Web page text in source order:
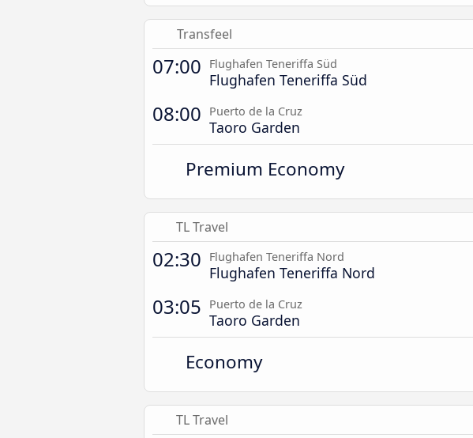
Transfeel
07:00 Flughafen Teneriffa Süd
Flughafen Teneriffa Süd
08:00 Puerto de la Cruz
Taoro Garden
Premium Economy
TL Travel
02:30 Flughafen Teneriffa Nord
Flughafen Teneriffa Nord
03:05 Puerto de la Cruz
Taoro Garden
Economy
TL Travel